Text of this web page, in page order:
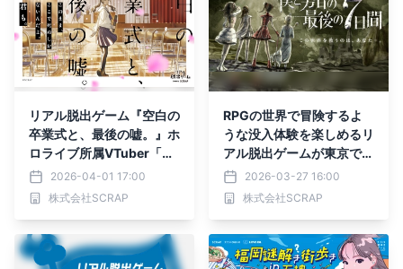
リアル脱出ゲーム『空白の
卒業式と、最後の嘘。』ホ
ロライブ所属VTuber「博
衣こより」が物語のヒロイ
ンをリアルタイムで演じる
特別公演を開催。一夜限り
況のうちに終了！
2026-04-01 17:00
株式会社SCRAP
RPGの世界で冒険するよ
うな没入体験を楽しめるリ
アル脱出ゲームが東京で4
年ぶりに復活！ 『僕と勇
者の最後の7日間』東京ミ
ステリーサーカス にて20
2026-03-27 16:00
株式会社SCRAP